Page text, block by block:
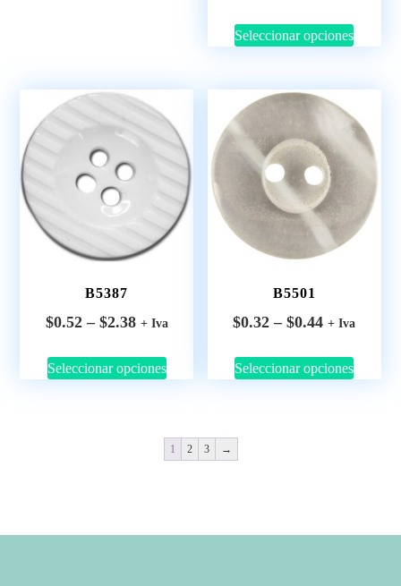
Seleccionar opciones
B5387
$0.52 – $2.38 + Iva
Seleccionar opciones
B5501
$0.32 – $0.44 + Iva
Seleccionar opciones
1 2 3 →